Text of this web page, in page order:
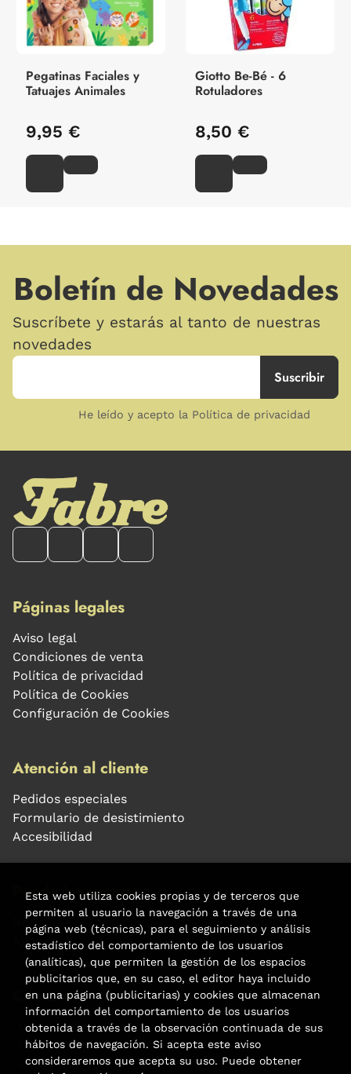
Pegatinas Faciales y
Tatuajes Animales
9,95 €
Giotto Be-Bé - 6
Rotuladores
8,50 €
Boletín de Novedades
Suscríbete y estarás al tanto de nuestras
novedades
He leído y acepto la Política de privacidad
Páginas legales
Aviso legal
Condiciones de venta
Política de privacidad
Política de Cookies
Configuración de Cookies
Atención al cliente
Pedidos especiales
Formulario de desistimiento
Accesibilidad
Puede interesarte
Noticias
Agenda
Contacto
Carrer Aribau, 84
(+34) 932 160 225
info@libreriafabre.com
Esta web utiliza cookies propias y de terceros que
permiten al usuario la navegación a través de una
página web (técnicas), para el seguimiento y análisis
estadístico del comportamiento de los usuarios
(analíticas), que permiten la gestión de los espacios
publicitarios que, en su caso, el editor haya incluido
en una página (publicitarias) y cookies que almacenan
información del comportamiento de los usuarios
obtenida a través de la observación continuada de sus
hábitos de navegación. Si acepta este aviso
consideraremos que acepta su uso. Puede obtener